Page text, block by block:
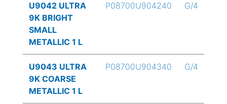
U9042 ULTRA
9K BRIGHT
SMALL
METALLIC 1 L
P08700U904240 G/4
U9043 ULTRA
9K COARSE
METALLIC 1 L
P08700U904340 G/4